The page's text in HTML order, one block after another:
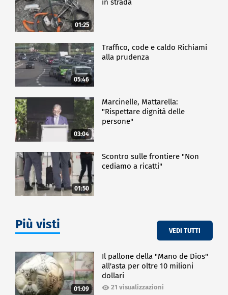
01:25
in strada
05:46
Traffico, code e caldo Richiami
alla prudenza
03:04
Marcinelle, Mattarella:
"Rispettare dignità delle
persone"
01:50
Scontro sulle frontiere "Non
cediamo a ricatti"
Più visti VEDI TUTTI
01:09
Il pallone della "Mano de Dios"
all'asta per oltre 10 milioni
dollari
21 visualizzazioni